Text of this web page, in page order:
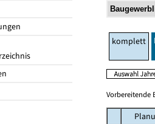
komplett
Vorbereitende